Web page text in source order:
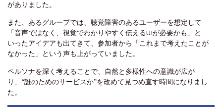
がありました。
また、あるグループでは、聴覚障害のあるユーザーを想定して
「音声ではなく、視覚でわかりやすく伝えるUIが必要かも」と
いったアイデアも出てきて、参加者から「これまで考えたことが
なかった」という声も上がっていました。
ペルソナを深く考えることで、自然と多様性への意識が広が
り、“誰のためのサービスか”を改めて見つめ直す時間になりまし
た。